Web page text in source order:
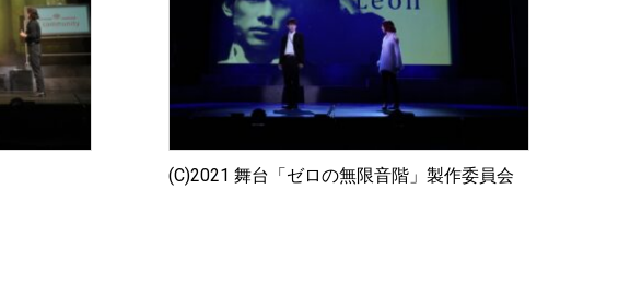
(C)2021 舞台「ゼロの無限音階」製作委員会